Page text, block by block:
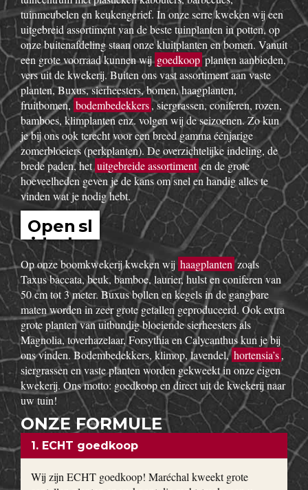
OVER ONS
Open slide
show
Boomkwekerij Maréchal kweekt voor u tuinplanten op een
oppervlakte van 20 hectare. Wij zijn boomkwekers en géén
tuincentrum met plastieken kabouters, barbecues,
tuinmeubelen en keukengerief. In onze serre kweken wij een
uitgebreid assortiment van de beste tuinplanten in potten, op
onze buitenafdeling staan onze kluitplanten en bomen. Vanuit
een grote voorraad kunnen wijgoedkoopplanten aanbieden,
vers uit de kwekerij. Buiten ons vast assortiment aan vaste
planten, Buxus, sierheesters, bomen, haagplanten,
fruitbomen, bodembedekkers, siergrassen, coniferen, rozen,
bamboes, klimplanten enz. volgen wij de seizoenen. Zo kun
je bij ons ook terecht voor een breed gamma éénjarige
zomerbloeiers (perkplanten). De overzichtelijke indeling, de
brede paden, hetuitgebreide assortimenten de grote
hoeveelheden geven je de kans om snel en handig alles te
vinden wat je nodig hebt.
Open sl
idesho
w
Op onze boomkwekerij kweken wijhaagplantenzoals
Taxus baccata, beuk, bamboe, laurier, hulst en coniferen van
50 cm tot 3 meter. Buxus bollen en kegels in de gangbare
maten worden in zeer grote getallen geproduceerd. Ook extra
grote planten van uitbundig bloeiende sierheesters als
Magnolia, toverhazelaar, Forsythia en Calycanthus kun je bij
ons vinden. Bodembedekkers, klimop, lavendel,
siergrassen en vaste planten worden gekweekt in onze eigen